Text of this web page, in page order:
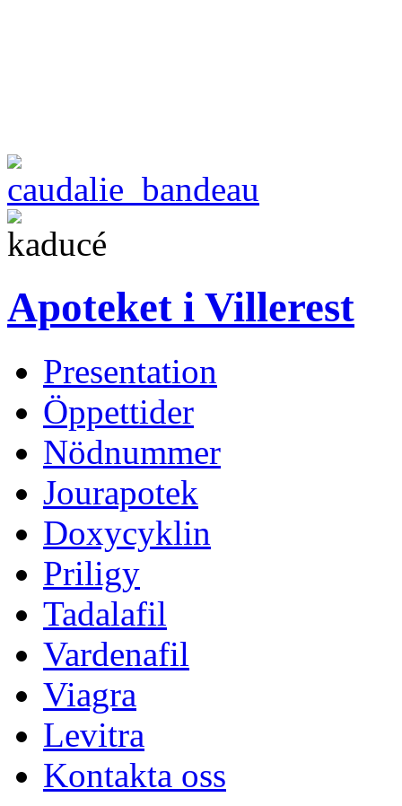
Apoteket i Villerest
Presentation
Öppettider
Nödnummer
Jourapotek
Doxycyklin
Priligy
Tadalafil
Vardenafil
Viagra
Levitra
Kontakta oss